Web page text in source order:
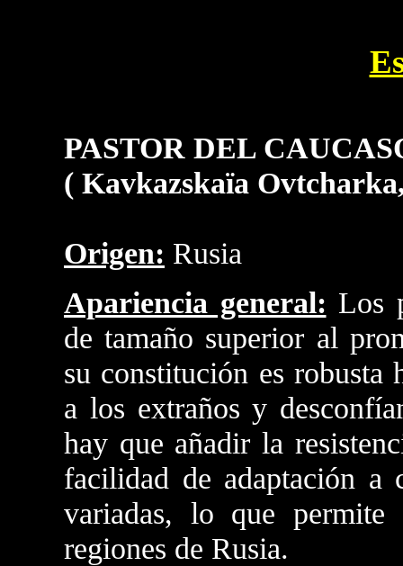
PASTOR DEL
( Kavkazskaïa
Origen: Rusia
Apariencia general: Los
de tamaño superior al
su constitución es robusta
a los extraños y
hay que añadir la
facilidad de adaptación a
variadas, lo que
regiones de Rusia.